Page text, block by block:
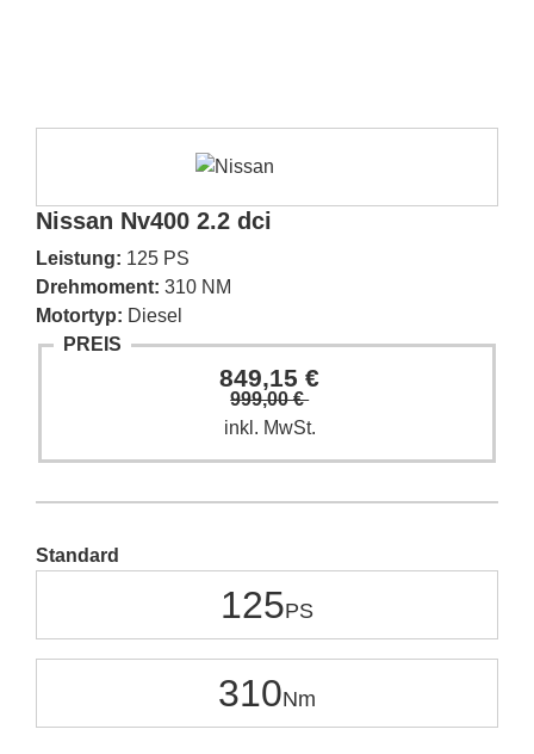
Nissan Nv400 2.2 dci
Leistung: 125 PS
Drehmoment: 310 NM
Motortyp: Diesel
PREIS
849,15 €
999,00 €
inkl. MwSt.
Standard
125
310